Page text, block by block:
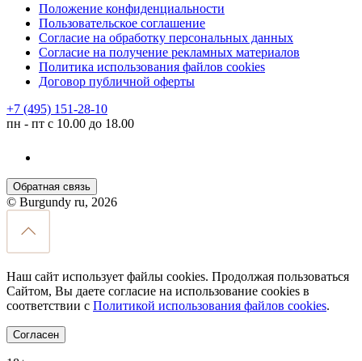
Положение конфиденциальности
Пользовательское соглашение
Согласие на обработку персональных данных
Согласие на получение рекламных материалов
Политика использования файлов cookies
Договор публичной оферты
+7 (495) 151-28-10
пн - пт с 10.00 до 18.00
Обратная связь
© Burgundy ru, 2026
Наш сайт использует файлы cookies. Продолжая пользоваться
Сайтом, Вы даете согласие на использование cookies в
соответствии с Политикой использования файлов cookies.
Согласен